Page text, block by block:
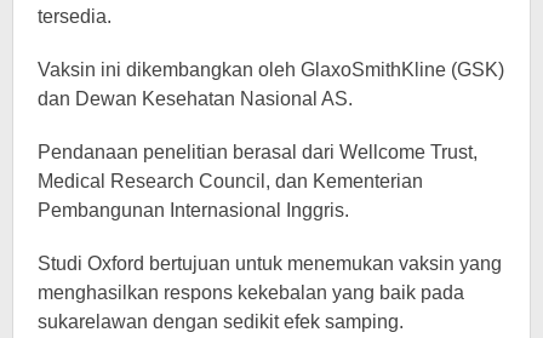
tersedia.
Vaksin ini dikembangkan oleh GlaxoSmithKline (GSK)
dan Dewan Kesehatan Nasional AS.
Pendanaan penelitian berasal dari Wellcome Trust,
Medical Research Council, dan Kementerian
Pembangunan Internasional Inggris.
Studi Oxford bertujuan untuk menemukan vaksin yang
menghasilkan respons kekebalan yang baik pada
sukarelawan dengan sedikit efek samping.